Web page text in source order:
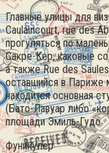
Главные улицы для
Caulaincourt, rue des
прогуляться по
Сакре-Кер, каковые
а также Rue des
оставшийся в Париже
находится основная
(Бато-Лавуар либо
площади Эмиль-Гудо.
Фуникулер